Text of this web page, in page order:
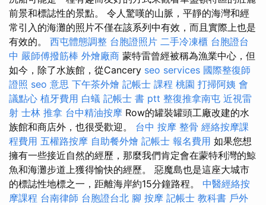
前景和標誌性的景點。 令人驚嘆的山脈，平靜的海灣和經
常引入的海灘的照片不僅在該系列中有效，而且實際上也是
有效的。 西屯體態調整 台胞證照片 二手冷凍櫃 台胞證台
中 嚴師傅撥筋棒 外燴廠商 蒙特雷曾經被稱為漁業中心，但
如今，除了水族館，從Cancery seo services 國際整復師
證照 seo 意思 下午茶外燴 記帳士 課程 桃園 打掃阿姨 會
議點心 植牙費用 白蟻 記帳士 書 ptt 整復推拿南屯 近視雷
射 士林 推拿 台中精油按摩 Row的罐裝罐頭工廠改建的水
族館和商店外，也很受歡迎。 台中 按摩 整骨 經絡按摩課
程費用 五權路按摩 自助餐外燴 記帳士 報名費用 如果您想
擁有一些接近自然的經歷，那麼我們肯定會在蒙特利灣的鯨
魚和海灘步道上獲得愉快的經歷。 惡魔島也是這座大城市
的標誌性地標之一，距離海岸約15分鐘路程。 中醫經絡按
摩課程 台南律師 台胞證台北 腳 按摩 記帳士 教科書 戶外